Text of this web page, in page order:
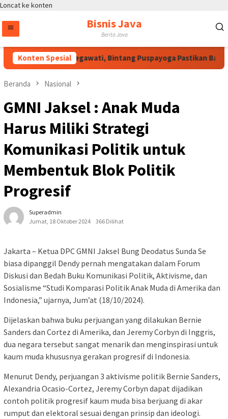
Loncat ke konten
Bisnis Java
Berita Java
Konten Spesial
Atas Arahan Megawati, Bintang Puspayoga Pastikan Bang
Beranda Nasional
GMNI Jaksel : Anak Muda
Harus Miliki Strategi
Komunikasi Politik untuk
Membentuk Blok Politik
Progresif
Superadmin
Jumat, 18 Oktober 2024
366 Dilihat
Jakarta – Ketua DPC GMNI Jaksel Bung Deodatus Sunda Se
biasa dipanggil Dendy pernah mengatakan dalam Forum
Diskusi dan Bedah Buku Komunikasi Politik, Aktivisme, dan
Sosialisme “Studi Komparasi Politik Anak Muda di Amerika dan
Indonesia,” ujarnya, Jum’at (18/10/2024).
Dijelaskan bahwa buku perjuangan yang dilakukan Bernie
Sanders dan Cortez di Amerika, dan Jeremy Corbyn di Inggris,
dua negara tersebut sangat menarik dan menginspirasi untuk
kaum muda khususnya gerakan progresif di Indonesia.
Menurut Dendy, perjuangan 3 aktivisme politik Bernie Sanders,
Alexandria Ocasio-Cortez, Jeremy Corbyn dapat dijadikan
contoh politik progresif kaum muda bisa berjuang di akar
rumput dan elektoral sesuai dengan prinsip dan ideologi.